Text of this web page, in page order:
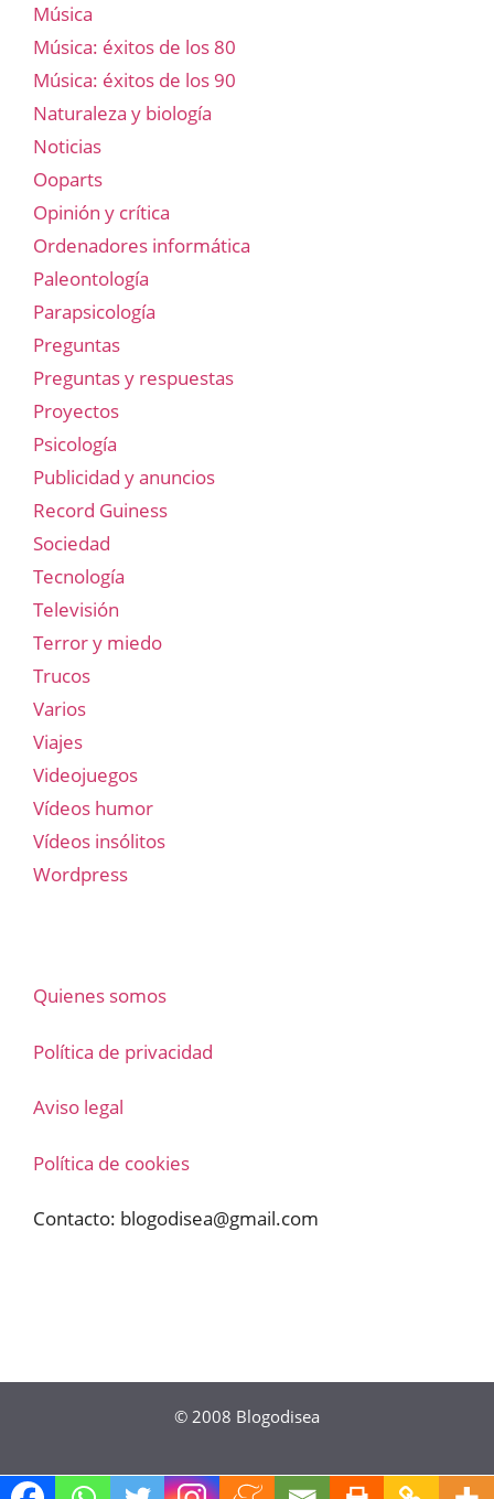
Música
Música: éxitos de los 80
Música: éxitos de los 90
Naturaleza y biología
Noticias
Ooparts
Opinión y crítica
Ordenadores informática
Paleontología
Parapsicología
Preguntas
Preguntas y respuestas
Proyectos
Psicología
Publicidad y anuncios
Record Guiness
Sociedad
Tecnología
Televisión
Terror y miedo
Trucos
Varios
Viajes
Videojuegos
Vídeos humor
Vídeos insólitos
Wordpress
Quienes somos
Política de privacidad
Aviso legal
Política de cookies
Contacto: blogodisea@gmail.com
© 2008 Blogodisea